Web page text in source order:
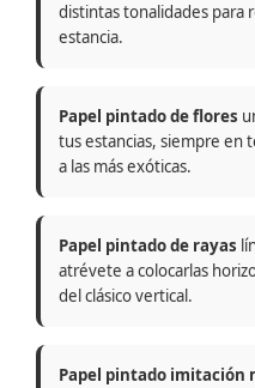
distintas tonalidades para
estancia.
Papel pintado de flores
tus estancias, siempre en
a las más exóticas.
Papel pintado de rayas
atrévete a colocarlas
del clásico vertical.
Papel pintado imitación